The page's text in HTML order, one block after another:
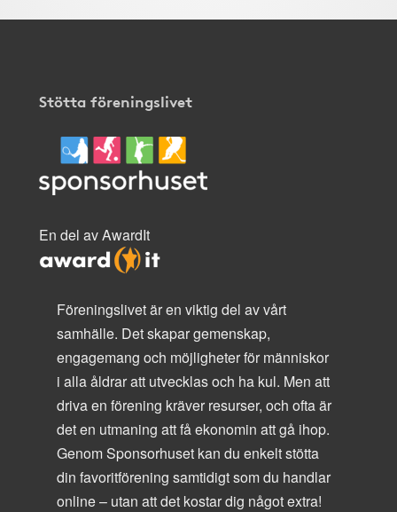
Stötta föreningslivet
En del av AwardIt
Föreningslivet är en viktig del av vårt
samhälle. Det skapar gemenskap,
engagemang och möjligheter för människor
i alla åldrar att utvecklas och ha kul. Men att
driva en förening kräver resurser, och ofta är
det en utmaning att få ekonomin att gå ihop.
Genom Sponsorhuset kan du enkelt stötta
din favoritförening samtidigt som du handlar
online – utan att det kostar dig något extra!